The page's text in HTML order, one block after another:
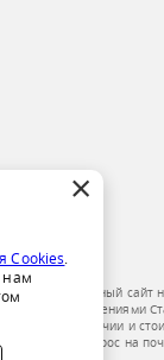
то, что данный сайт
положениями
о наличии и
отправить запрос на
×
Cookies.
нам